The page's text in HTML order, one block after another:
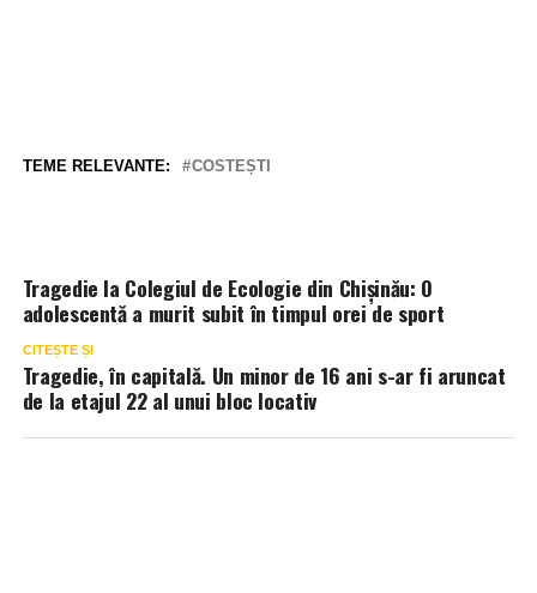
TEME RELEVANTE: COSTEȘTI
Tragedie la Colegiul de Ecologie din Chișinău: O
adolescentă a murit subit în timpul orei de sport
CITEȘTE ȘI
Tragedie, în capitală. Un minor de 16 ani s-ar fi aruncat
de la etajul 22 al unui bloc locativ